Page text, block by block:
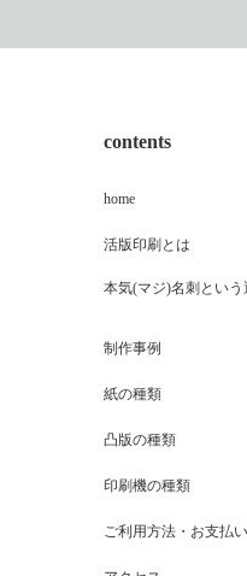
contents
home
活版印刷とは
本気(マジ)名刺という
制作事例
紙の種類
凸版の種類
印刷機の種類
ご利用方法・お支払